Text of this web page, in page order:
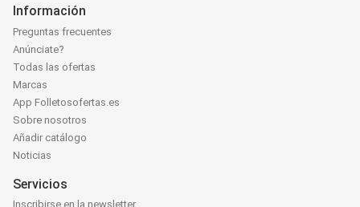
Información
Preguntas frecuentes
Anúnciate?
Todas las ofertas
Marcas
App Folletosofertas.es
Sobre nosotros
Añadir catálogo
Noticias
Servicios
Inscribirse en la newsletter